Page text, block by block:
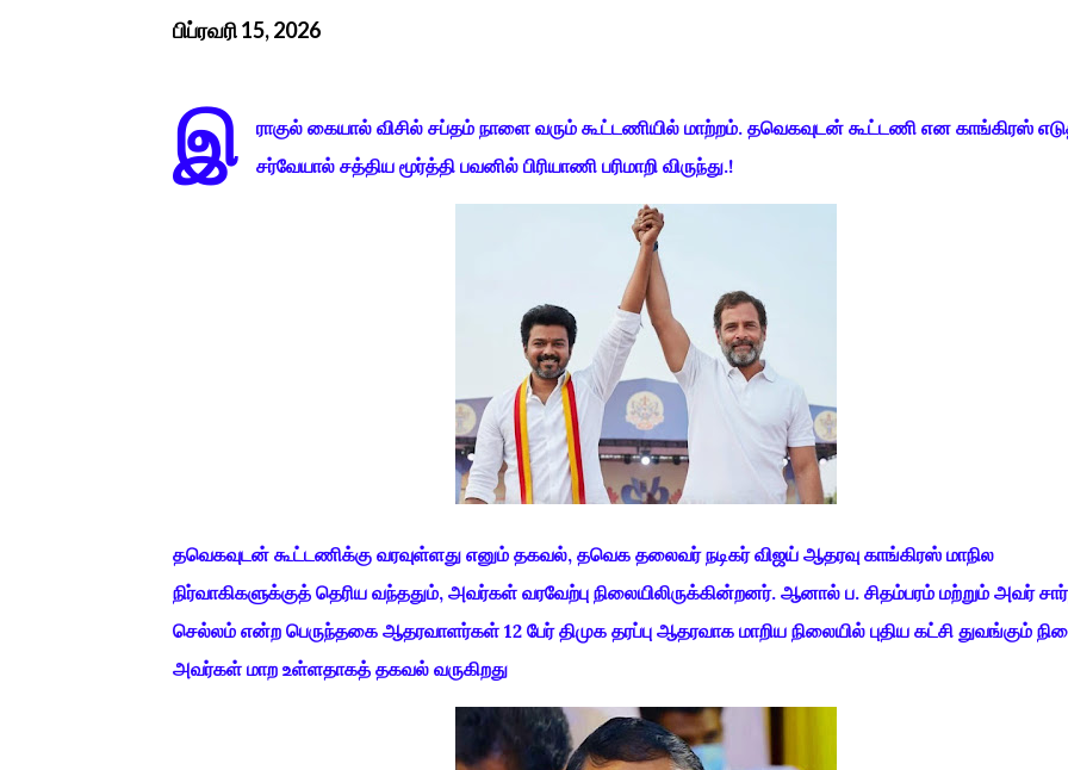
பிப்ரவரி 15, 2026
இ
ராகுல் கையால் விசில் சப்தம் நாளை வரும் கூட்டணியில் மாற்றம். தவெகவுடன் கூட்டணி என காங்கிரஸ்
சர்வேயால் சத்திய மூர்த்தி பவனில் பிரியாணி பரிமாறி விருந்து.!
தவெகவுடன் கூட்டணிக்கு வரவுள்ளது எனும் தகவல், தவெக தலைவர் நடிகர் விஜய் ஆதரவு காங்கிரஸ் மாநில
நிர்வாகிகளுக்குத் தெரிய வந்ததும், அவர்கள் வரவேற்பு நிலையிலிருக்கின்றனர். ஆனால் ப. சிதம்பரம் மற்றும் அவர்
செல்லம் என்ற பெருந்தகை ஆதரவாளர்கள் 12 பேர் திமுக தரப்பு ஆதரவாக மாறிய நிலையில் புதிய கட்சி துவங்கும்
அவர்கள் மாற உள்ளதாகத் தகவல் வருகிறது